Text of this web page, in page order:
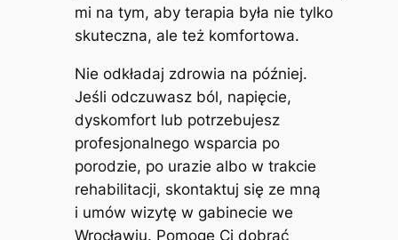
mi na tym, aby terapia była nie tylko
skuteczna, ale też komfortowa.
Nie odkładaj zdrowia na później.
Jeśli odczuwasz ból, napięcie,
dyskomfort lub potrzebujesz
profesjonalnego wsparcia po
porodzie, po urazie albo w trakcie
rehabilitacji, skontaktuj się ze mną
i umów wizytę w gabinecie we
Wrocławiu. Pomogę Ci dobrać